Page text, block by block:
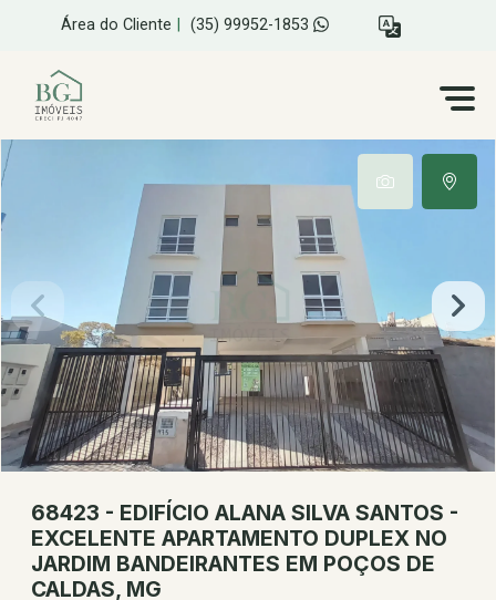
Área do Cliente (35) 99952-1853
68423 - EDIFÍCIO ALANA SILVA SANTOS -
EXCELENTE APARTAMENTO DUPLEX NO
JARDIM BANDEIRANTES EM POÇOS DE
CALDAS, MG